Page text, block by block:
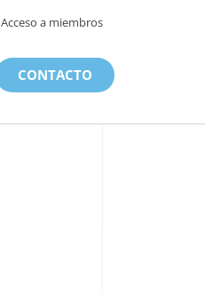
Acceso a miembros
CONTACTO